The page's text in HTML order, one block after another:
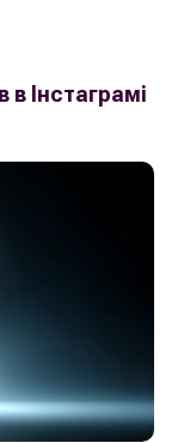
Інстаграмі